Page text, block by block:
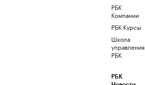
РБК
Компании
РБК Курсы
Школа
управления
РБК
РБК